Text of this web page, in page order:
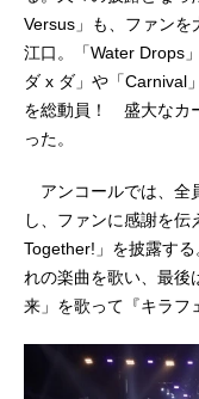
Versus」も、ファンを
江口。「Water Drops
ダ x ダ」や「Carnival
を総動員！ 盛大なカ
った。
アンコールでは、全
し、ファンに感謝を
Together!」を披露す
れの楽曲を歌い、最後
来」を歌って『キラフ